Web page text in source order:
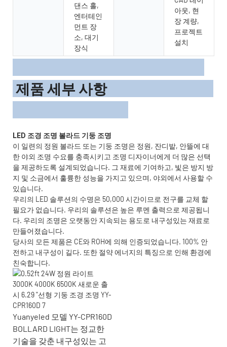
댄스 홀,
엔터테인
먼트 장
소, 대기
장식
아웃, 현
장 계량,
프로젝트
설치
제품 세부 사항
이 일련의 정원 볼라드 또는 기둥 조명은 정원, 잔디밭, 안뜰에 대
한 야외 조명 수요를 충족시키고 조명 디자이너에게 더 많은 선택
을 제공하도록 설계되었습니다. 그 재료에 기여하고, 빛은 방지 방
지 및 소금에서 훌륭한 성능을 가지고 있으며, 야외에서 사용할 수
있습니다.
우리의 LED 솔루션의 수명은 50,000 시간이므로 전구를 교체 할
필요가 없습니다. 우리의 솔루션은 높은 루멘 출력으로 제공됩니
다. 우리의 조명은 오랫동안 지속되는 용도로 내구성있는 재료로
만들어졌습니다.
당사의 모든 제품은 CE와 ROH에 의해 인증되었습니다. 100% 안
전하고 내구성이 길다. 또한 절약 에너지의 특징으로 인해 환경에
친숙합니다.
Yuanyeled 모델 YY-CPR160D
BOLLARD LIGHT는 정교한
기술을 갖춘 내구성있는 고